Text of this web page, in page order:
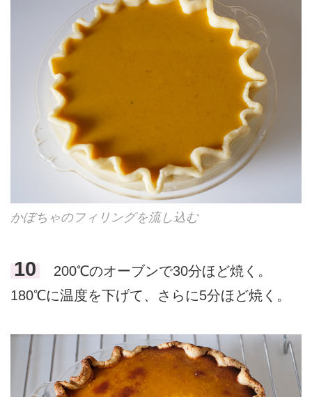
かぼちゃのフィリングを流し込む
10
200℃のオーブンで30分ほど焼く。
180℃に温度を下げて、さらに5分ほど焼く。